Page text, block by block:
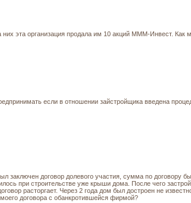
эта организация продала им 10 акций МММ-Инвест. Как
если в отношении зайстройщика введена
договор долевого участия, сумма по договору
при строительстве уже крыши дома. После чего
расторгает. Через 2 года дом был достроен не
договора с обанкротившейся фирмой?